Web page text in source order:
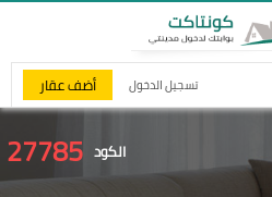
تسجيل الدخول أضف عقار
الكود 27785